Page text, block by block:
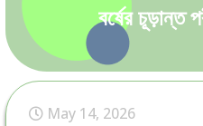
বর্ষের চূড়ান্ত
May 14, 2026